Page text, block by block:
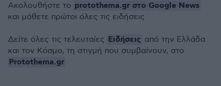
Ακολουθήστε το protothema.gr στο Google News
και μάθετε πρώτοι όλες τις ειδήσεις
Δείτε όλες τις τελευταίες Ειδήσεις από την Ελλάδα
και τον Κόσμο, τη στιγμή που συμβαίνουν, στο
Protothema.gr